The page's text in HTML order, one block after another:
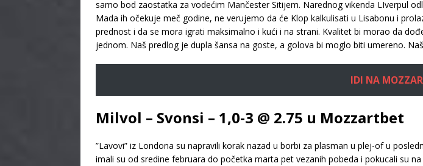
samo bod zaostatka za vodećim Mančester Sitijem. Narednog vikenda LIverpul
Mada ih očekuje meč godine, ne verujemo da će Klop kalkulisati u Lisabonu i
prednost i da se mora igrati maksimalno i kući i na strani. Kvalitet bi morao da
jednom. Naš predlog je dupla šansa na goste, a golova bi moglo biti umereno.
IDI NA
Milvol – Svonsi – 1,0-3 @ 2.75 u Mozzartbet
”Lavovi” iz Londona su napravili korak nazad u borbi za plasman u plej-of u
imali su od sredine februara do početka marta pet vezanih pobeda i pokucali su